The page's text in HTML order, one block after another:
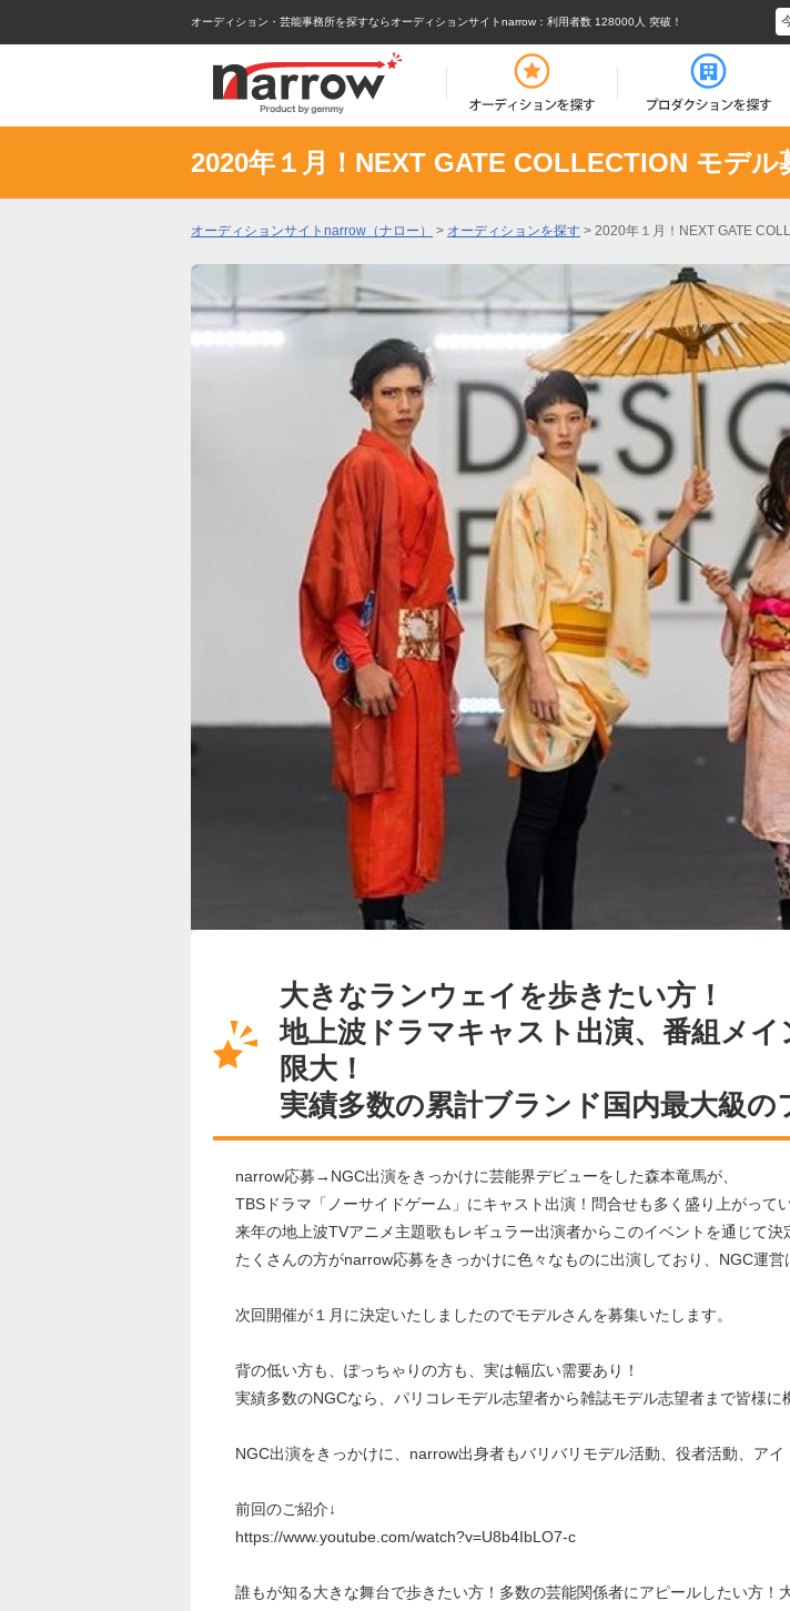
オーディション・芸能事務所を探すならオーディションサイトnarrow ：利用者数 128000人 突破！
2020年１月！NEXT GATE COLLECTION モデル
オーディションサイトnarrow（ナロー） > オーディションを探す > 2020年１月！NEXT GATE
大きなランウェイを歩きたい方！
地上波ドラマキャスト出演、番組メ
限大！
実績多数の累計ブランド国内最大級の
narrow応募→NGC出演をきっかけに芸能界デビューをした森本竜馬が、
TBSドラマ「ノーサイドゲーム」にキャスト出演！問合せも多く盛り上がって
来年の地上波TVアニメ主題歌もレギュラー出演者からこのイベントを通じて決
たくさんの方がnarrow応募をきっかけに色々なものに出演しており、NGC運営
次回開催が１月に決定いたしましたのでモデルさんを募集いたします。
背の低い方も、ぽっちゃりの方も、実は幅広い需要あり！
実績多数のNGCなら、パリコレモデル志望者から雑誌モデル志望者まで皆様に
NGC出演をきっかけに、narrow出身者もバリバリモデル活動、役者活動、アイ
前回のご紹介↓
https://www.youtube.com/watch?v=U8b4IbLO7-c
誰もが知る大きな舞台で歩きたい方！多数の芸能関係者にアピールしたい方！